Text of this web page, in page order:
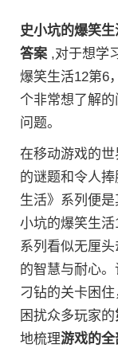
史小坑的爆笑
答案 ,对于想学
爆笑生活12第6
个非常想了解
问题。
在移动游戏的
的谜题和令人
生活》系列便
小坑的爆笑生活
系列看似无厘
的智慧与耐心
刁钻的关卡困
困扰众多玩家的
地梳理游戏的